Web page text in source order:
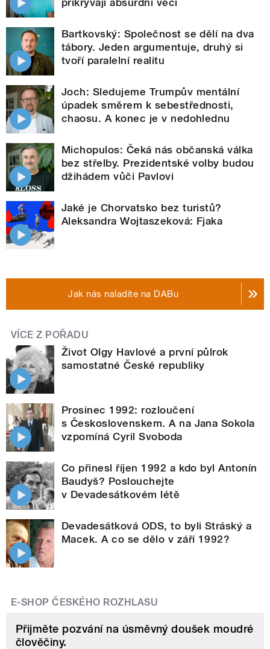
Bartkovský: Společnost se dělí na dva
tábory. Jeden argumentuje, druhý si
tvoří paralelní realitu
Joch: Sledujeme Trumpův mentální
úpadek směrem k sebestřednosti,
chaosu. A konec je v nedohlednu
Michopulos: Čeká nás občanská válka
bez střelby. Prezidentské volby budou
džihádem vůči Pavlovi
Jaké je Chorvatsko bez turistů?
Aleksandra Wojtaszeková: Fjaka
Jak nás naladíte na DABu
VÍCE Z POŘADU
Život Olgy Havlové a první půlrok
samostatné České republiky
Prosinec 1992: rozloučení
s Československem. A na Jana Sokola
vzpomíná Cyril Svoboda
Co přinesl říjen 1992 a kdo byl Antonín
Baudyš? Poslouchejte
v Devadesátkovém létě
Devadesátková ODS, to byli Stráský a
Macek. A co se dělo v září 1992?
E-SHOP ČESKÉHO ROZHLASU
Přijměte pozvání na úsměvný doušek moudré
člověčiny.